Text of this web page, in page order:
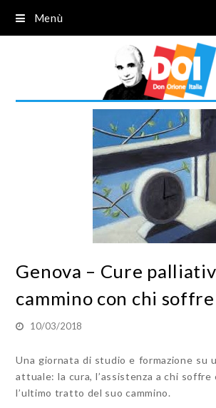
Menù
Genova – Cure
cammino con chi soffre
10/03/2018
Una giornata di studio e formazione su
attuale: la cura, l’assistenza a chi
l’ultimo tratto del suo cammino.